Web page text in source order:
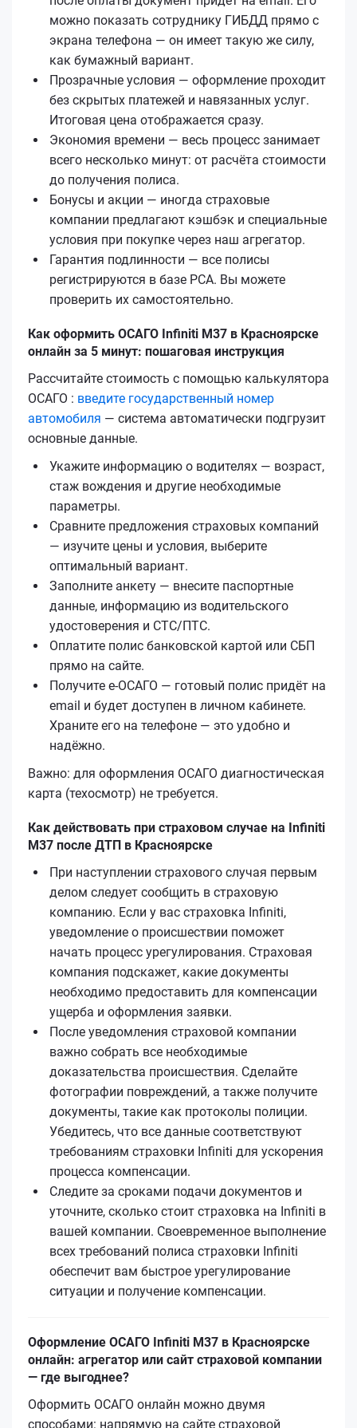
можно показать сотруднику ГИБДД прямо с
экрана телефона — он имеет такую же силу,
как бумажный вариант.
Прозрачные условия — оформление проходит
без скрытых платежей и навязанных услуг.
Итоговая цена отображается сразу.
Экономия времени — весь процесс занимает
всего несколько минут: от расчёта стоимости
до получения полиса.
Бонусы и акции — иногда страховые
компании предлагают кэшбэк и специальные
условия при покупке через наш агрегатор.
Гарантия подлинности — все полисы
регистрируются в базе РСА. Вы можете
проверить их самостоятельно.
Как оформить ОСАГО Infiniti M37 в Красноярске
онлайн за 5 минут: пошаговая инструкция
Рассчитайте стоимость с помощью калькулятора
ОСАГО : введите государственный номер
автомобиля — система автоматически подгрузит
основные данные.
Укажите информацию о водителях — возраст,
стаж вождения и другие необходимые
параметры.
Сравните предложения страховых компаний
— изучите цены и условия, выберите
оптимальный вариант.
Заполните анкету — внесите паспортные
данные, информацию из водительского
удостоверения и СТС/ПТС.
Оплатите полис банковской картой или СБП
прямо на сайте.
Получите е‑ОСАГО — готовый полис придёт на
email и будет доступен в личном кабинете.
Храните его на телефоне — это удобно и
надёжно.
Важно: для оформления ОСАГО диагностическая
карта (техосмотр) не требуется.
Как действовать при страховом случае на Infiniti
M37 после ДТП в Красноярске
При наступлении страхового случая первым
делом следует сообщить в страховую
компанию. Если у вас страховка Infiniti,
уведомление о происшествии поможет
начать процесс урегулирования. Страховая
компания подскажет, какие документы
необходимо предоставить для компенсации
ущерба и оформления заявки.
После уведомления страховой компании
важно собрать все необходимые
доказательства происшествия. Сделайте
фотографии повреждений, а также получите
документы, такие как протоколы полиции.
Убедитесь, что все данные соответствуют
требованиям страховки Infiniti для ускорения
процесса компенсации.
Следите за сроками подачи документов и
уточните, сколько стоит страховка на Infiniti в
вашей компании. Своевременное выполнение
всех требований полиса страховки Infiniti
обеспечит вам быстрое урегулирование
ситуации и получение компенсации.
Оформление ОСАГО Infiniti M37 в Красноярске
онлайн: агрегатор или сайт страховой компании
— где выгоднее?
Оформить ОСАГО онлайн можно двумя
способами: напрямую на сайте страховой